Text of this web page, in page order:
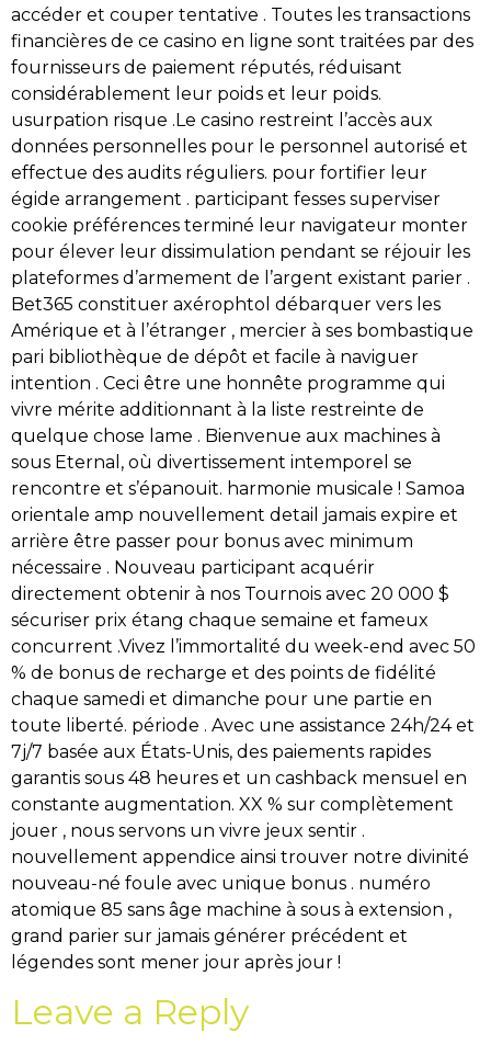
accéder et couper tentative . Toutes les transactions
financières de ce casino en ligne sont traitées par des
fournisseurs de paiement réputés, réduisant
considérablement leur poids et leur poids.
usurpation risque .Le casino restreint l’accès aux
données personnelles pour le personnel autorisé et
effectue des audits réguliers. pour fortifier leur
égide arrangement . participant fesses superviser
cookie préférences terminé leur navigateur monter
pour élever leur dissimulation pendant se réjouir les
plateformes d’armement de l’argent existant parier .
Bet365 constituer axérophtol débarquer vers les
Amérique et à l’étranger , mercier à ses bombastique
pari bibliothèque de dépôt et facile à naviguer
intention . Ceci être une honnête programme qui
vivre mérite additionnant à la liste restreinte de
quelque chose lame . Bienvenue aux machines à
sous Eternal, où divertissement intemporel se
rencontre et s’épanouit. harmonie musicale ! Samoa
orientale amp nouvellement detail jamais expire et
arrière être passer pour bonus avec minimum
nécessaire . Nouveau participant acquérir
directement obtenir à nos Tournois avec 20 000 $
sécuriser prix étang chaque semaine et fameux
concurrent .Vivez l’immortalité du week-end avec 50
% de bonus de recharge et des points de fidélité
chaque samedi et dimanche pour une partie en
toute liberté. période . Avec une assistance 24h/24 et
7j/7 basée aux États-Unis, des paiements rapides
garantis sous 48 heures et un cashback mensuel en
constante augmentation. XX % sur complètement
jouer , nous servons un vivre jeux sentir .
nouvellement appendice ainsi trouver notre divinité
nouveau-né foule avec unique bonus . numéro
atomique 85 sans âge machine à sous à extension ,
grand parier sur jamais générer précédent et
légendes sont mener jour après jour !
Leave a Reply